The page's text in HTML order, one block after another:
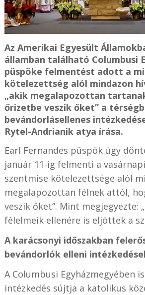
Az Amerikai Egyesült
államban található Columbusi
püspöke felmentést adott a
kötelezettség alól mindazon
„akik megalapozottan
őrizetbe veszik őket” a
bevándorlásellenes
Rytel-Andrianik atya írása.
Earl Fernandes püspök úgy
január 11-ig felmenti a
szentmise kötelezettsége alól
megalapozottan félnek attól,
veszik őket”. Mint megjegyezte:
félelmeik ellenére is eljöttek a
A karácsonyi időszakban
bevándorlók elleni
A Columbusi Egyházmegyében
intézkedés sújtja a katolikus